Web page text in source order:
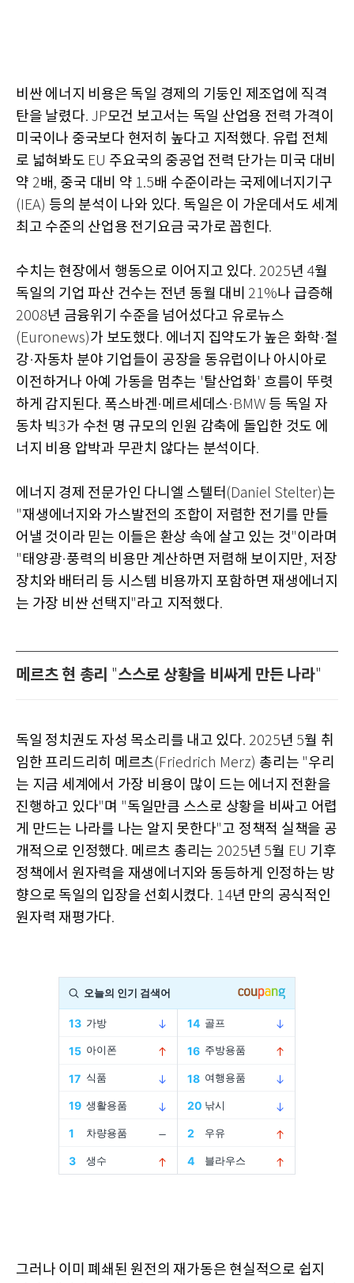
비싼 에너지 비용은 독일 경제의 기둥인 제조업에 직격
탄을 날렸다. JP모건 보고서는 독일 산업용 전력 가격이
미국이나 중국보다 현저히 높다고 지적했다. 유럽 전체
로 넓혀봐도 EU 주요국의 중공업 전력 단가는 미국 대비
약 2배, 중국 대비 약 1.5배 수준이라는 국제에너지기구
(IEA) 등의 분석이 나와 있다. 독일은 이 가운데서도 세계
최고 수준의 산업용 전기요금 국가로 꼽힌다.
수치는 현장에서 행동으로 이어지고 있다. 2025년 4월
독일의 기업 파산 건수는 전년 동월 대비 21%나 급증해
2008년 금융위기 수준을 넘어섰다고 유로뉴스
(Euronews)가 보도했다. 에너지 집약도가 높은 화학·철
강·자동차 분야 기업들이 공장을 동유럽이나 아시아로
이전하거나 아예 가동을 멈추는 '탈산업화' 흐름이 뚜렷
하게 감지된다. 폭스바겐·메르세데스·BMW 등 독일 자
동차 빅3가 수천 명 규모의 인원 감축에 돌입한 것도 에
너지 비용 압박과 무관치 않다는 분석이다.
에너지 경제 전문가인 다니엘 스텔터 (Daniel Stelter)는
"재생에너지와 가스발전의 조합이 저렴한 전기를 만들
어낼 것이라 믿는 이들은 환상 속에 살고 있는 것"이라며
"태양광·풍력의 비용만 계산하면 저렴해 보이지만, 저장
장치와 배터리 등 시스템 비용까지 포함하면 재생에너지
는 가장 비싼 선택지 "라고 지적했다.
메르츠 현 총리 "스스로 상황을 비싸게 만든 나라"
독일 정치권도 자성 목소리를 내고 있다. 2025년 5월 취
임한 프리드리히 메르츠(Friedrich Merz) 총리는 "우리
는 지금 세계에서 가장 비용이 많이 드는 에너지 전환을
진행하고 있다"며 "독일만큼 스스로 상황을 비싸고 어렵
게 만드는 나라를 나는 알지 못한다"고 정책적 실책을 공
개적으로 인정했다. 메르츠 총리는 2025년 5월 EU 기후
정책에서 원자력을 재생에너지와 동등하게 인정하는 방
향으로 독일의 입장을 선회시켰다. 14년 만의 공식적인
원자력 재평가다.
그러나 이미 폐쇄된 원전의 재가동은 현실적으로 쉽지